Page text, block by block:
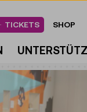
TICKETS SHOP